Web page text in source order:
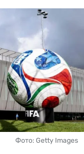
Фото: Getty Images